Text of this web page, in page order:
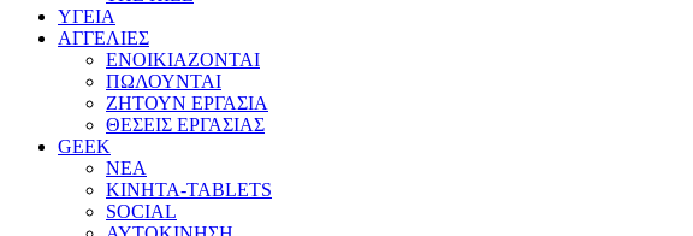
ΥΓΕΙΑ
ΑΓΓΕΛΙΕΣ
ΕΝΟΙΚΙΑΖΟΝΤΑΙ
ΠΩΛΟΥΝΤΑΙ
ΖΗΤΟΥΝ ΕΡΓΑΣΙΑ
ΘΕΣΕΙΣ ΕΡΓΑΣΙΑΣ
GEEK
ΝΕΑ
ΚΙΝΗΤΑ-TABLETS
SOCIAL